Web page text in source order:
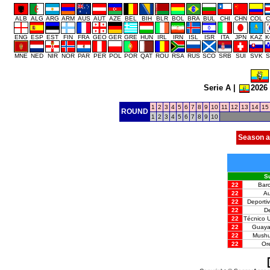
ALB ALG ARG ARM AUS AUT AZE BEL BIH BLR BOL BRA BUL CHI CHN COL
ENG ESP EST FIN FRA GEO GER GRE HUN IRL IRN ISL ISR ITA JPN KAZ
MNE NED NIR NOR PAR PER POL POR QAT ROU RSA RUS SCO SRB SUI SVK
Serie A| 2026
ROUND
1 2 3 4 5 6 7 8 9 10 11 12 13 14 15
1
2 3 4 5 6 7 8 9 10
Season
22
22
22
22
22
Técnico
22
22
22